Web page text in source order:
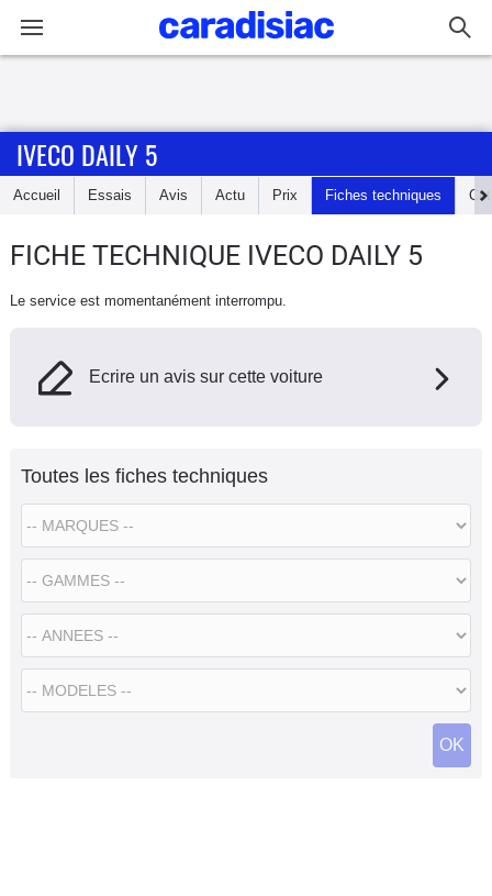
Accueil
Essais
Utilitaires
Flottes
Auto
Services
Forum
Moto
IVECO DAILY 5
Accueil Essais Avis Actu Prix Fiches techniques
FICHE TECHNIQUE IVECO DAILY 5
Le service est momentanément interrompu.
Ecrire un avis sur cette voiture
Toutes les fiches techniques